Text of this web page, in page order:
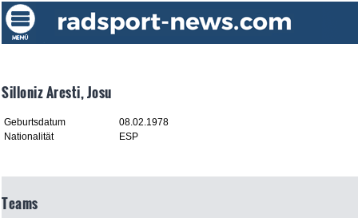
Silloniz Aresti, Josu
Geburtsdatum
08.02.1978
Nationalität
ESP
Teams